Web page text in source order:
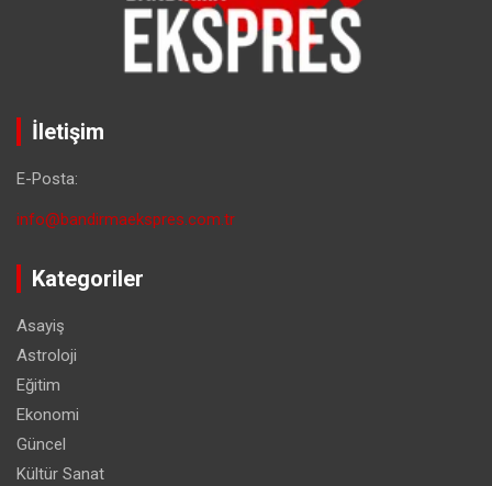
İletişim
E-Posta:
info@bandirmaekspres.com.tr
Kategoriler
Asayiş
Astroloji
Eğitim
Ekonomi
Güncel
Kültür Sanat